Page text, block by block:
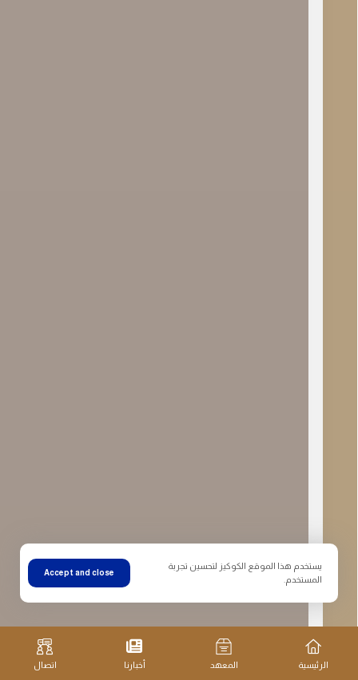
الرئيسية المعهد أخبارنا اتصال
يستخدم هذا الموقع الكوكيز لتحسين تجربة
المستخدم.
Accept and close